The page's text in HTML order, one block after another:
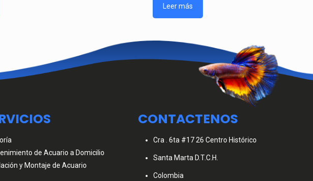
Leer más
de Acuario a Domicilio
y Montaje de Acuario
CONTACTENOS
Cra . 6ta #17 26 Centro Histórico
Santa Marta D.T.C.H.
Colombia